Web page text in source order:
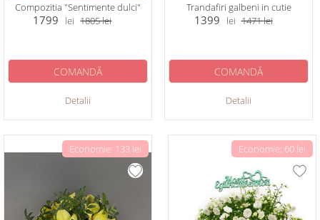
Compozitia "Sentimente dulci"
1799 lei 1805lei
Detalii
COMANDĂ
Trandafiri galbeni in cutie
1399 lei 1471lei
Detalii
COMANDĂ
Economie: 133 lei Economie: 60 lei